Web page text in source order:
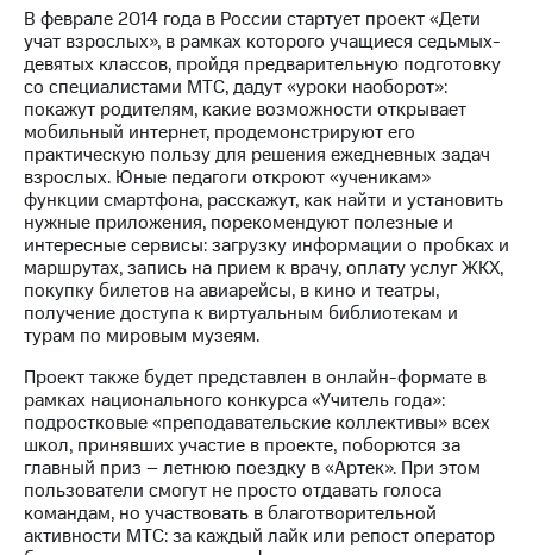
Достижения
Интервью
Финансовая
отчетность
Контакты
Новости
в
регионе
и акционерам
Корпоративное
Корпоративный
секретарь
Раскрытие
информации
Информация
акционерам
Документы
В феврале 2014 года в России стартует проект «Дети
учат взрослых», в рамках которого учащиеся седьмых-
девятых классов, пройдя предварительную подготовку
со специалистами МТС, дадут «уроки наоборот»:
покажут родителям, какие возможности открывает
мобильный интернет, продемонстрируют его
практическую пользу для решения ежедневных задач
взрослых. Юные педагоги откроют «ученикам»
функции смартфона, расскажут, как найти и установить
нужные приложения, порекомендуют полезные и
интересные сервисы: загрузку информации о пробках и
маршрутах, запись на прием к врачу, оплату услуг ЖКХ,
покупку билетов на авиарейсы, в кино и театры,
получение доступа к виртуальным библиотекам и
турам по мировым музеям.
Проект также будет представлен в онлайн-формате в
рамках национального конкурса «Учитель года»:
подростковые «преподавательские коллективы» всех
школ, принявших участие в проекте, поборются за
главный приз – летнюю поездку в «Артек». При этом
пользователи смогут не просто отдавать голоса
командам, но участвовать в благотворительной
активности МТС: за каждый лайк или репост оператор